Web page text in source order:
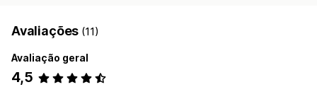
Avaliações (11)
Avaliação geral
4,5